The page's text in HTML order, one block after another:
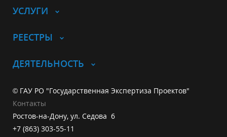
УСЛУГИ
РЕЕСТРЫ
ДЕЯТЕЛЬНОСТЬ
© ГАУ РО "Государственная Экспертиза Проектов"
Контакты
Ростов-на-Дону, ул. Седова 6
+7 (863) 303-55-11